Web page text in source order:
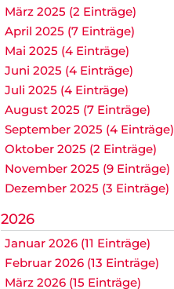
März 2025 (2 Einträge)
April 2025 (7 Einträge)
Mai 2025 (4 Einträge)
Juni 2025 (4 Einträge)
Juli 2025 (4 Einträge)
August 2025 (7 Einträge)
September 2025 (4 Einträge)
Oktober 2025 (2 Einträge)
November 2025 (9 Einträge)
Dezember 2025 (3 Einträge)
2026
Januar 2026 (11 Einträge)
Februar 2026 (13 Einträge)
März 2026 (15 Einträge)